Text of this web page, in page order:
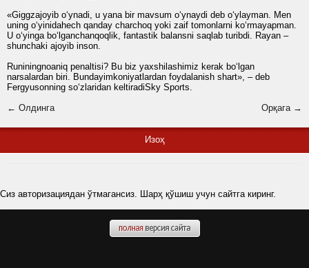
«Giggzajoyib o‘ynadi, u yana bir mavsum o‘ynaydi deb o‘ylayman. Men
uning o‘yinidahech qanday charchoq yoki zaif tomonlarni ko‘rmayapman.
U o‘yinga bo‘lganchanqoqlik, fantastik balansni saqlab turibdi. Rayan –
shunchaki ajoyib inson.
Runiningnoaniq penaltisi? Bu biz yaxshilashimiz kerak bo‘lgan
narsalardan biri. Bundayimkoniyatlardan foydalanish shart», – deb
Fergyusonning so‘zlaridan keltiradiSky Sports.
← Олдинга
Орқага →
Изоҳ
Сиз авторизациядан ўтмагансиз. Шарҳ қўшиш учун сайтга киринг.